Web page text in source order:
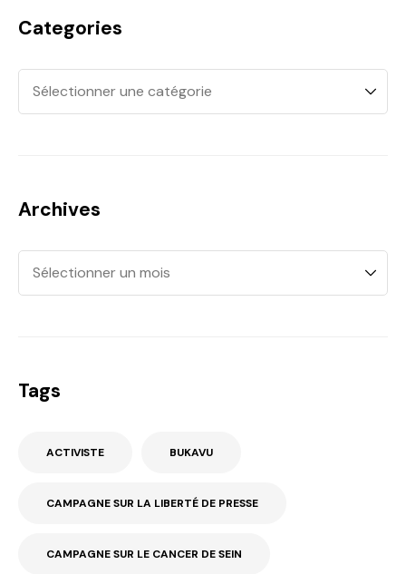
Categories
Archives
Tags
ACTIVISTE BUKAVU
CAMPAGNE SUR LA LIBERTÉ DE PRESSE
CAMPAGNE SUR LE CANCER DE SEIN